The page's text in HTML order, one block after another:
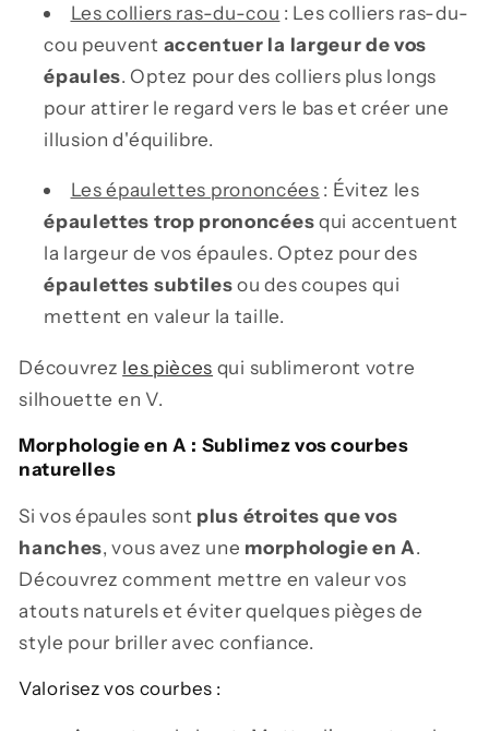
Les colliers ras-du-cou : Les colliers ras-du-
cou peuvent accentuer la largeur de vos
épaules. Optez pour des colliers plus longs
pour attirer le regard vers le bas et créer une
illusion d'équilibre.
Les épaulettes prononcées : Évitez les
épaulettes trop prononcéesqui accentuent
la largeur de vos épaules. Optez pour des
épaulettes subtilesou des coupes qui
mettent en valeur la taille.
Découvrez les pièces qui sublimeront votre
silhouette en V.
Morphologie en A : Sublimez vos courbes
naturelles
Si vos épaules sont plus étroites que vos
hanches, vous avez une morphologie en A.
Découvrez comment mettre en valeur vos
atouts naturels et éviter quelques pièges de
style pour briller avec confiance.
Valorisez vos courbes :